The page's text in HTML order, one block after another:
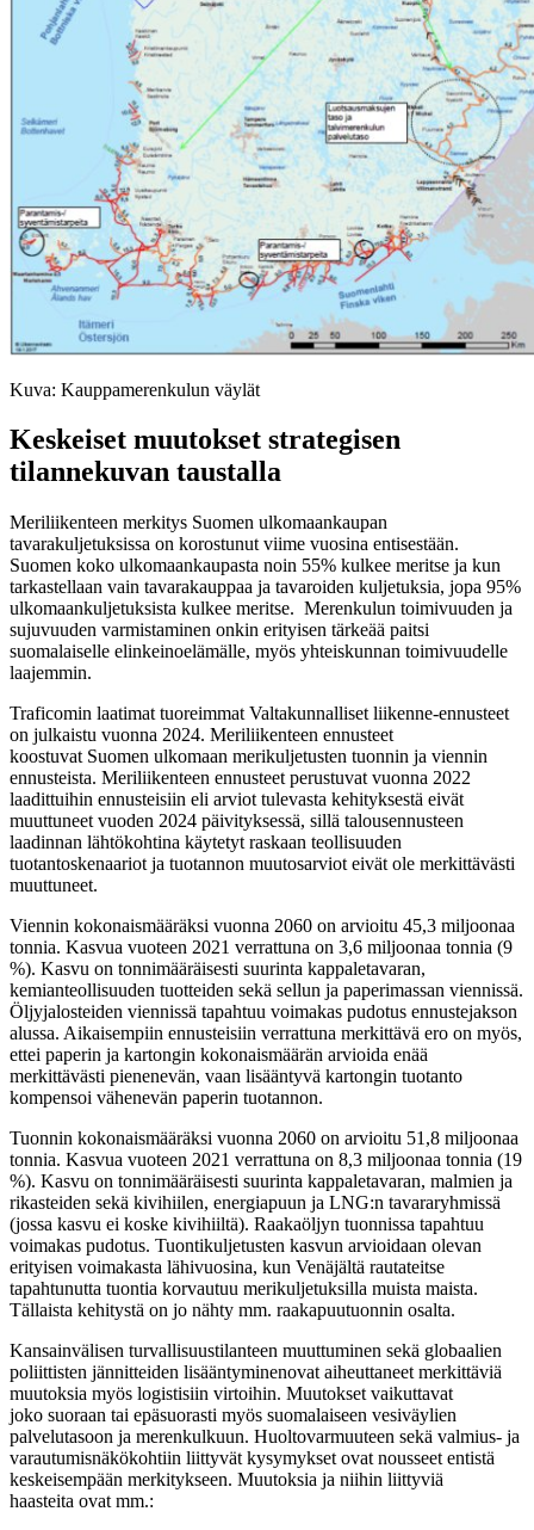
Kuva: Kauppamerenkulun väylät
Keskeiset muutokset strategisen
tilannekuvan taustalla
Meriliikenteen merkitys Suomen ulkomaankaupan
tavarakuljetuksissa on korostunut viime vuosina entisestään.
Suomen koko ulkomaankaupasta noin 55% kulkee meritse ja kun
tarkastellaan vain tavarakauppaa ja tavaroiden kuljetuksia, jopa 95%
ulkomaankuljetuksista kulkee meritse. Merenkulun toimivuuden ja
sujuvuuden varmistaminen onkin erityisen tärkeää paitsi
suomalaiselle elinkeinoelämälle, myös yhteiskunnan toimivuudelle
laajemmin.
Traficomin laatimat tuoreimmat Valtakunnalliset liikenne-ennusteet
on julkaistu vuonna 2024. Meriliikenteen ennusteet
koostuvat Suomen ulkomaan merikuljetusten tuonnin ja viennin
ennusteista. Meriliikenteen ennusteet perustuvat vuonna 2022
laadittuihin ennusteisiin eli arviot tulevasta kehityksestä eivät
muuttuneet vuoden 2024 päivityksessä, sillä talousennusteen
laadinnan lähtökohtina käytetyt raskaan teollisuuden
tuotantoskenaariot ja tuotannon muutosarviot eivät ole merkittävästi
muuttuneet.
Viennin kokonaismääräksi vuonna 2060 on arvioitu 45,3 miljoonaa
tonnia. Kasvua vuoteen 2021 verrattuna on 3,6 miljoonaa tonnia (9
%). Kasvu on tonnimääräisesti suurinta kappaletavaran,
kemianteollisuuden tuotteiden sekä sellun ja paperimassan viennissä.
Öljyjalosteiden viennissä tapahtuu voimakas pudotus ennustejakson
alussa. Aikaisempiin ennusteisiin verrattuna merkittävä ero on myös,
ettei paperin ja kartongin kokonaismäärän arvioida enää
merkittävästi pienenevän, vaan lisääntyvä kartongin tuotanto
kompensoi vähenevän paperin tuotannon.
Tuonnin kokonaismääräksi vuonna 2060 on arvioitu 51,8 miljoonaa
tonnia. Kasvua vuoteen 2021 verrattuna on 8,3 miljoonaa tonnia (19
%). Kasvu on tonnimääräisesti suurinta kappaletavaran, malmien ja
rikasteiden sekä kivihiilen, energiapuun ja LNG:n tavararyhmissä
(jossa kasvu ei koske kivihiiltä). Raakaöljyn tuonnissa tapahtuu
voimakas pudotus. Tuontikuljetusten kasvun arvioidaan olevan
erityisen voimakasta lähivuosina, kun Venäjältä rautateitse
tapahtunutta tuontia korvautuu merikuljetuksilla muista maista.
Tällaista kehitystä on jo nähty mm. raakapuutuonnin osalta.
Kansainvälisen turvallisuustilanteen muuttuminen sekä globaalien
poliittisten jännitteiden lisääntyminenovat aiheuttaneet merkittäviä
muutoksia myös logistisiin virtoihin. Muutokset vaikuttavat
joko suoraan tai epäsuorasti myös suomalaiseen vesiväylien
palvelutasoon ja merenkulkuun. Huoltovarmuuteen sekä valmius- ja
varautumisnäkökohtiin liittyvät kysymykset ovat nousseet entistä
keskeisempään merkitykseen. Muutoksia ja niihin liittyviä
haasteita ovat mm.: